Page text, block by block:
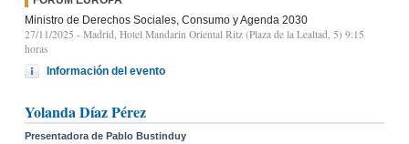
Ministro de Derechos Sociales, Consumo y Agenda 2030
27/11/2025 - Madrid, Hotel Mandarin Oriental Ritz (Plaza de la Lealtad, 5) 9:15
horas
Información del evento
Yolanda Díaz Pérez
Presentadora de Pablo Bustinduy